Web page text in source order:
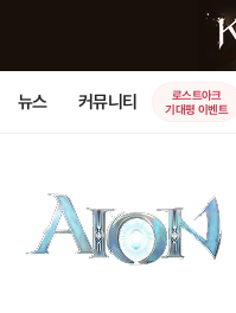
뉴스 커뮤니티
로스트아크
기대평 이벤트